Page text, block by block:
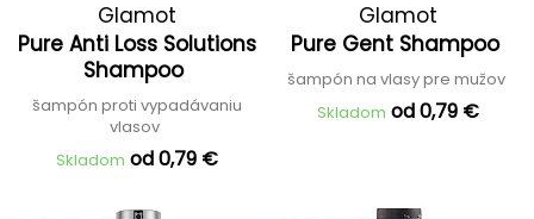
Glamot
Pure Anti Loss Solutions
Shampoo
šampón proti vypadávaniu
vlasov
Skladom od 0,79 €
Glamot
Pure Gent Shampoo
šampón na vlasy pre mužov
Skladom od 0,79 €